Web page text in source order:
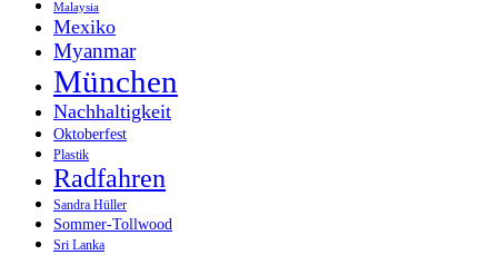
Malaysia
Mexiko
Myanmar
München
Nachhaltigkeit
Oktoberfest
Plastik
Radfahren
Sandra Hüller
Sommer-Tollwood
Sri Lanka